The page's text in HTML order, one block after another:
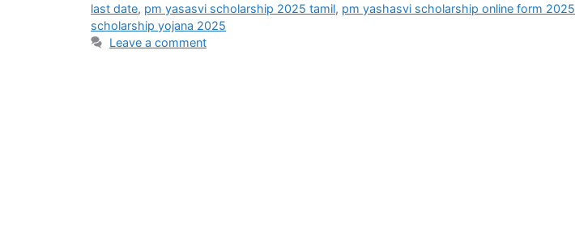
last date, pm yasasvi scholarship 2025 tamil, pm yashasvi scholarship online form 2025
scholarship yojana 2025
Leave a comment